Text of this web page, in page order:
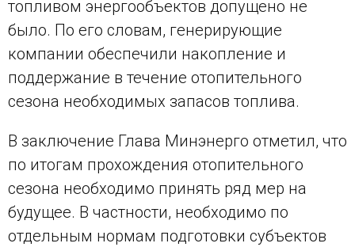
топливом энергообъектов допущено не
было. По его словам, генерирующие
компании обеспечили накопление и
поддержание в течение отопительного
сезона необходимых запасов топлива.
В заключение Глава Минэнерго отметил, что
по итогам прохождения отопительного
сезона необходимо принять ряд мер на
будущее. В частности, необходимо по
отдельным нормам подготовки субъектов